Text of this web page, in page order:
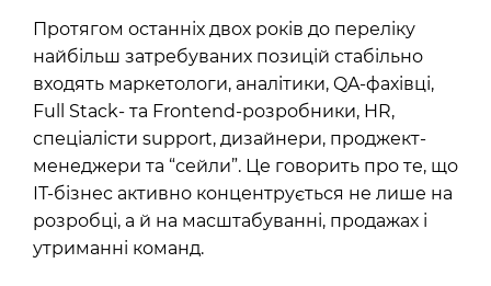
Протягом останніх двох років до переліку
найбільш затребуваних позицій стабільно
входять маркетологи, аналітики, QA-фахівці,
Full Stack- та Frontend-розробники, HR,
спеціалісти support, дизайнери, проджект-
менеджери та “сейли”. Це говорить про те, що
ІТ-бізнес активно концентрується не лише на
розробці, а й на масштабуванні, продажах і
утриманні команд.